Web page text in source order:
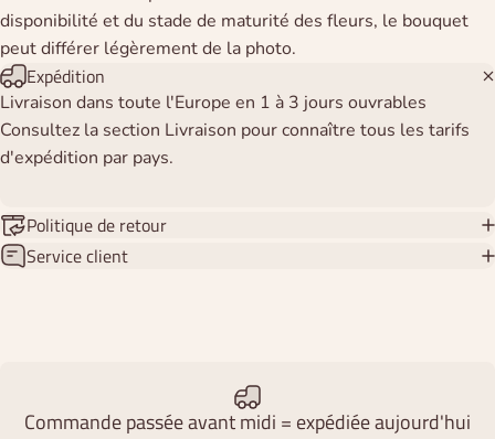
disponibilité et du stade de maturité des fleurs, le bouquet
peut différer légèrement de la photo.
Expédition
Livraison dans toute l'Europe en 1 à 3 jours ouvrables
Consultez la section Livraison pour connaître tous les tarifs
d'expédition par pays.
Politique de retour
Service client
Commande passée avant midi = expédiée aujourd'hui